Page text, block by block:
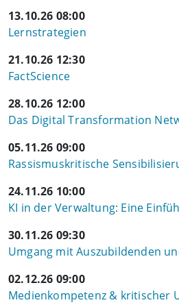
13.10.26 08:00
Lernstrategien
21.10.26 12:30
FactScience
28.10.26 12:00
Das Digital Transformation
05.11.26 09:00
Rassismuskritische
24.11.26 10:00
KI in der Verwaltung: Eine
30.11.26 09:30
Umgang mit Auszubildenden
02.12.26 09:00
Medienkompetenz & kritischer